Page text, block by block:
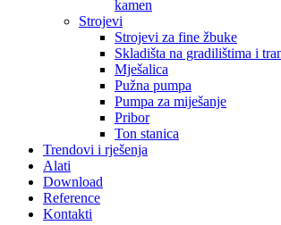
kamen
Strojevi
Strojevi za fine žbuke
Skladišta na gradilištima i
Mješalica
Pužna pumpa
Pumpa za miješanje
Pribor
Ton stanica
Trendovi i rješenja
Alati
Download
Reference
Kontakti